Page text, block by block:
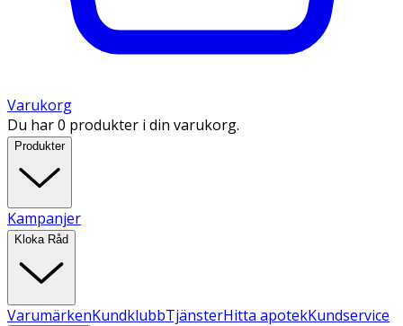
Varukorg
Du har 0 produkter i din varukorg.
Produkter
Kampanjer
Kloka Råd
VarumärkenKundklubbTjänsterHitta apotekKundservice